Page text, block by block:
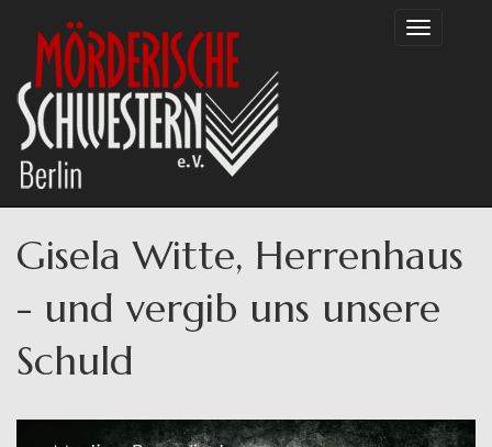
Inhalt
Toggle
Gisela Witte, Herrenhaus
- und vergib uns unsere
Schuld